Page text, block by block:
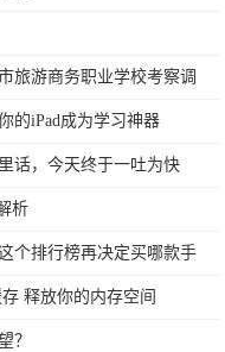
旅游商务职业学校考察调
的iPad成为学习神器
话，今天终于一吐为快
析
个排行榜再决定买哪款手
释放你的内存空间
？